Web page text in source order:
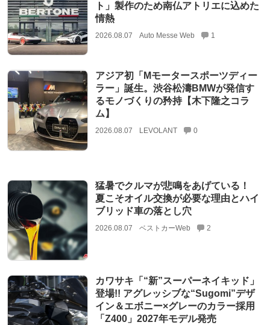
ト」製作のため南仏アトリエに込めた
情熱
2026.08.07 Auto Messe Web 1
アジア初「Mモータースポーツディー
ラー」誕生。渋谷松濤BMWが発信す
るモノづくりの矜持【木下隆之コラ
ム】
2026.08.07 LEVOLANT 0
猛暑でクルマが悲鳴をあげている！
夏こそオイル交換が必要な理由とハイ
ブリッド車の落とし穴
2026.08.07 ベストカーWeb 2
カワサキ「“新”スーパーネイキッド」
登場!! アグレッシブな“Sugomi”デザ
イン＆エボニー×グレーのカラー採用
「Z400」2027年モデル発売